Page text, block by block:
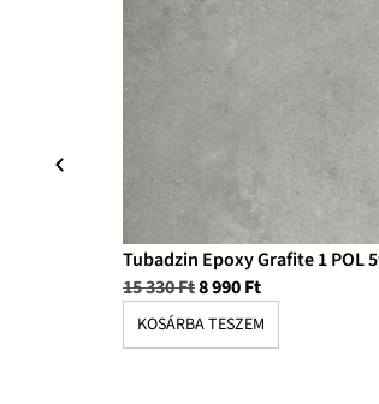
Tubadzin Epoxy Grafite 1 POL
15 330Ft8 990Ft
KOSÁRBA TESZEM